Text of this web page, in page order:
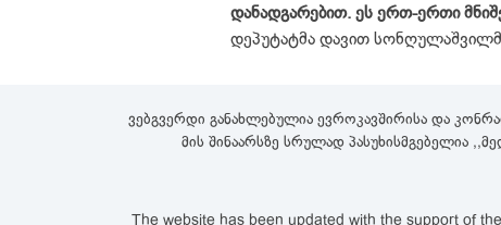
დანადგარებით. ეს ერთ-ერთი
დეპუტატმა დავით
ვებგვერდი განახლებულია ევროკავშირისა და
მის შინაარსზე სრულად პასუხისმგებელია
The website has been updated with the support of